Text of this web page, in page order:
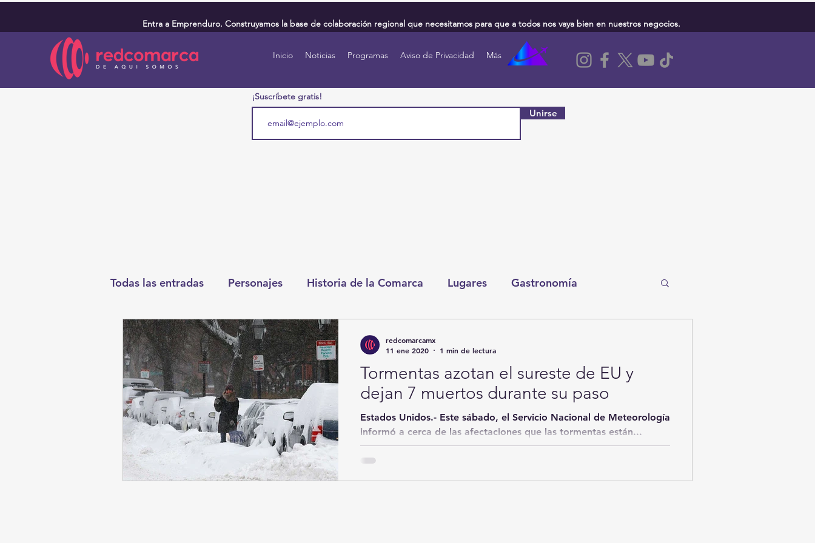
Entra a Emprenduro. Construyamos la base de colaboración regional que necesitamos para que a todos nos vaya bien en nuestros negocios.
Inicio Noticias Programas Aviso de Privacidad Más
¡Suscríbete gratis!
Unirse
Todas las entradas Personajes Historia de la Comarca Lugares Gastronomía
Deportes Salud Entretenimiento
Round Cero Columnistas CDMX Nacionales Internacionales Tecnología
Chismes Qué Curioso Gómez Palacio Comics Derechairos Fragmentos de la Historia
Durango Titulares en Inicio Coahuila
Tormentas azotan el sureste de EU y
dejan 7 muertos durante su paso
Estados Unidos.- Este sábado, el Servicio Nacional de Meteorología
informó a cerca de las afectaciones que las tormentas están...
redcomarcamx
11 ene 2020
1 min de lectura